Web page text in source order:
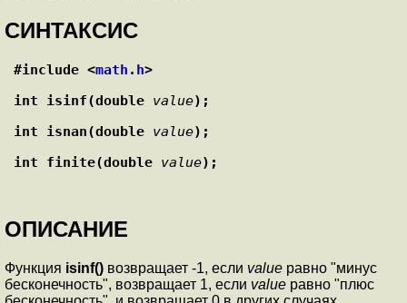
СИНТАКСИС
#include <math.h>
int isinf(double value);
int isnan(double value);
int finite(double value);
ОПИСАНИЕ
Функция isinf() возвращает -1, если value равно "минус
бесконечность", возвращает 1, если value равно "плюс